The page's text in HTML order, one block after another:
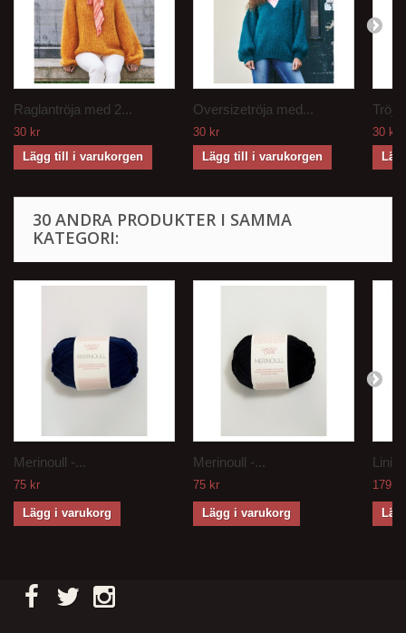
Raglantröja med 2...
30 kr
Lägg till i varukorgen
Oversizetröja med...
30 kr
Lägg till i varukorgen
Tröja
30 kr
30 ANDRA PRODUKTER I SAMMA
KATEGORI:
Merinoull -...
75 kr
Lägg i varukorg
Merinoull -...
75 kr
Lägg i varukorg
Linie
179 kr